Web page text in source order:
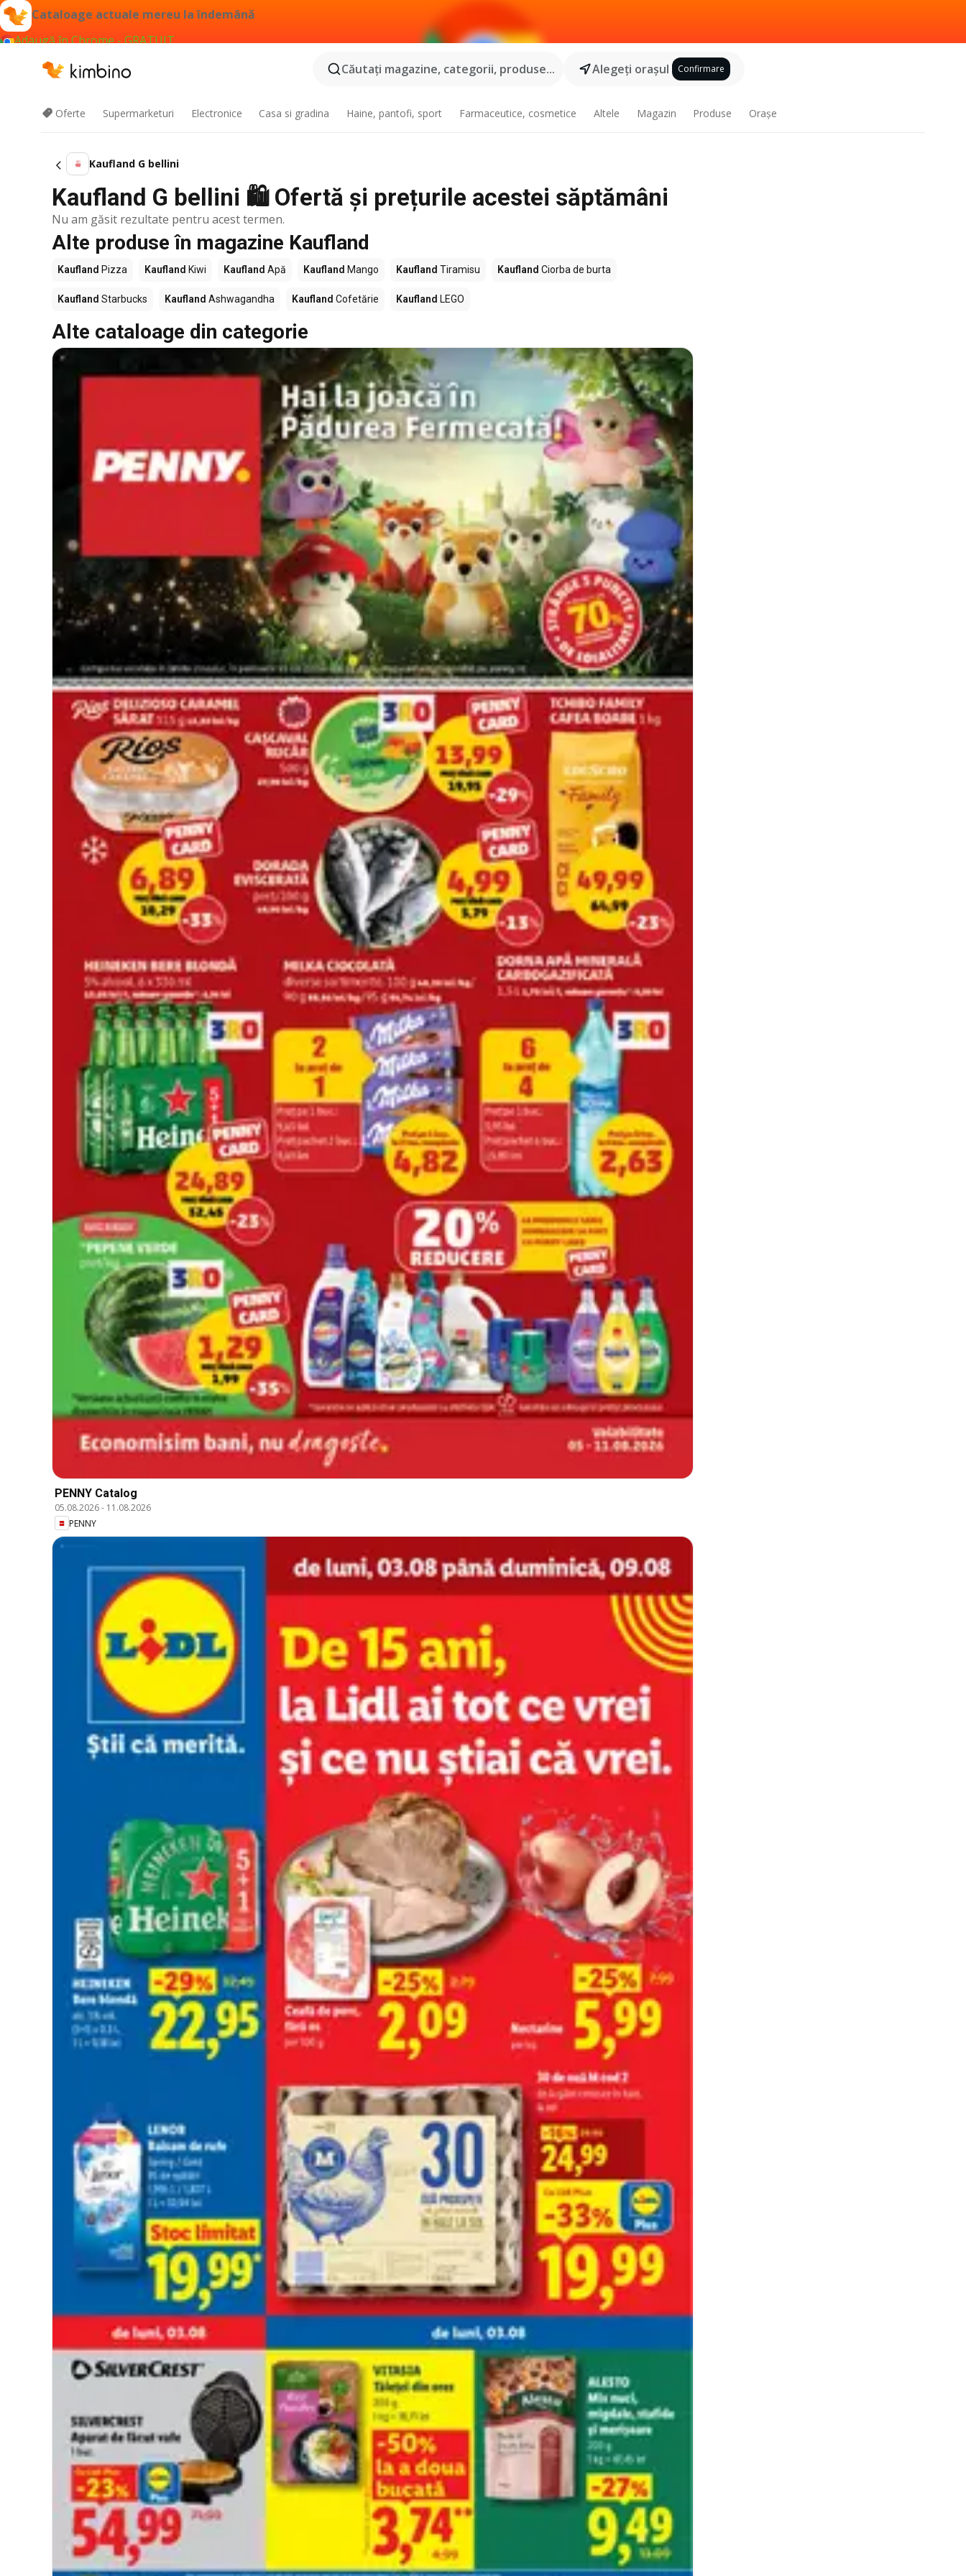
Cataloage actuale mereu la îndemână
Adaugă în Chrome - GRATUIT
Căutaţi magazine, categorii, produse...
Alegeţi oraşul Confirmare
Oferte Supermarketuri Electronice Casa si gradina Haine, pantofi, sport Farmaceutice, cosmetice Altele Magazin Produse Oraşe
Kaufland G bellini
Kaufland G bellini 🛍️ Ofertă și prețurile acestei săptămâni
Nu am găsit rezultate pentru acest termen.
Alte produse în magazine Kaufland
Kaufland Pizza Kaufland Kiwi Kaufland Apă Kaufland Mango Kaufland Tiramisu Kaufland Ciorba de burta
Kaufland Starbucks Kaufland Ashwagandha Kaufland Cofetărie Kaufland LEGO
Alte cataloage din categorie
PENNY Catalog
05.08.2026- 11.08.2026
PENNY